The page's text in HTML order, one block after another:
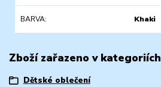
BARVA Khaki
Zboží zařazeno v kategoriích
Dětské oblečení